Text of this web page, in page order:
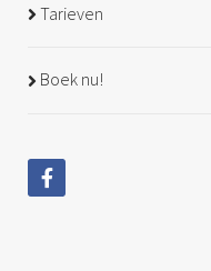
Tarieven
Boek nu!